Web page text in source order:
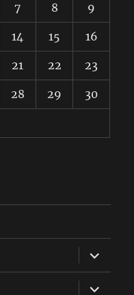
7 8 9
14 15 16
21 22 23
28 29 30
ouvrir
le
sous-
menu
ouvrir